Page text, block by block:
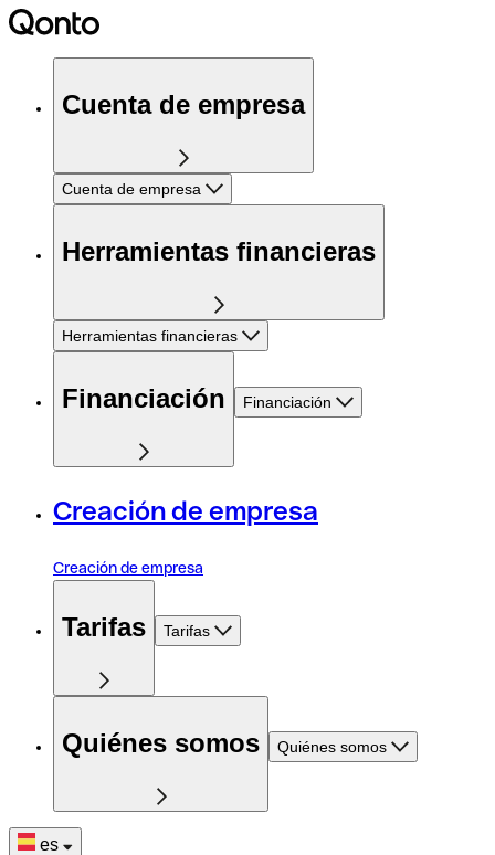
Cuenta de empresa
Cuenta de empresa
Herramientas financieras
Herramientas financieras
Financiación Financiación
Creación de empresa
Creación de empresa
Tarifas Tarifas
Quiénes somos Quiénes somos
es